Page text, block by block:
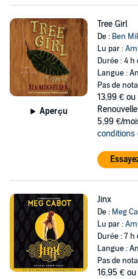
Aperçu
Tree Girl
De : Ben
Lu par :
Durée : 4
Langue :
Pas de
13,99 € ou
5,99 €/
conditions
Jinx
De : Meg
Lu par :
Durée : 7 h
Langue :
Pas de
16,95 € ou